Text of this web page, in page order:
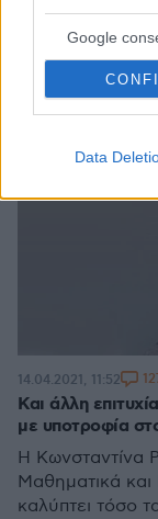
Google
Data
Και άλλη
με υποτροφία
H Κωνσταντίνα
Μαθηματικά
καλύπτει τόσο
14.04.2021, 11:52